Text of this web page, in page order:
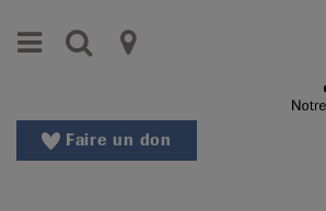
vers
au
Aller
Faire un don
Menu Recherche
Ligues
contre
le